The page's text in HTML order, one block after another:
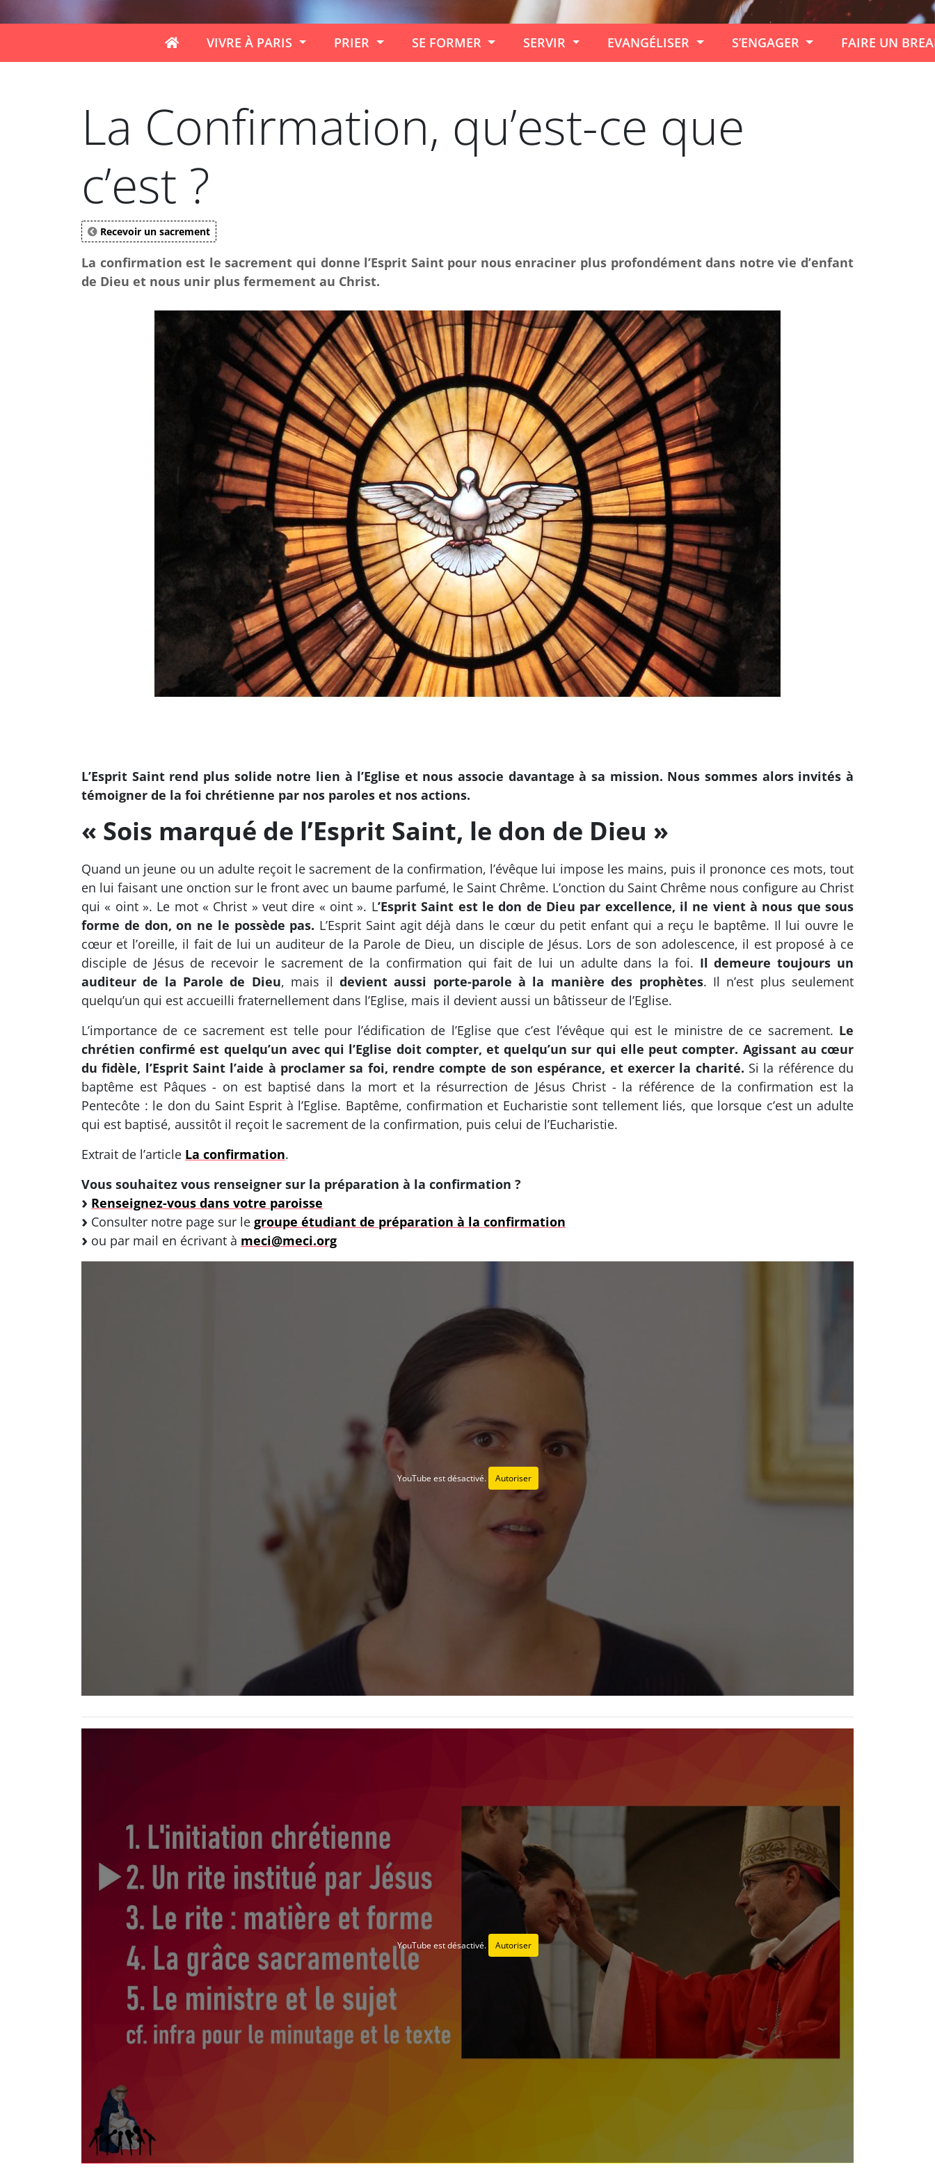
VIVRE À PARIS PRIER SE FORMER SERVIR EVANGÉLISER S’ENGAGER FAIRE UN
La Confirmation, qu’est-ce que
c’est ?
Recevoir un sacrement
La confirmation est le sacrement qui donne l’Esprit Saint pour nous enraciner plus profondément dans notre vie d’enfant
de Dieu et nous unir plus fermement au Christ.
L’Esprit Saint rend plus solide notre lien à l’Eglise et nous associe davantage à sa mission. Nous sommes alors invités à
témoigner de la foi chrétienne par nos paroles et nos actions.
« Sois marqué de l’Esprit Saint, le don de Dieu »
Quand un jeune ou un adulte reçoit le sacrement de la confirmation, l’évêque lui impose les mains, puis il prononce ces mots, tout
en lui faisant une onction sur le front avec un baume parfumé, le Saint Chrême. L’onction du Saint Chrême nous configure au Christ
qui « oint ». Le mot « Christ » veut dire « oint ». L’Esprit Saint est le don de Dieu par excellence, il ne vient à nous que sous
forme de don, on ne le possède pas. L’Esprit Saint agit déjà dans le cœur du petit enfant qui a reçu le baptême. Il lui ouvre le
cœur et l’oreille, il fait de lui un auditeur de la Parole de Dieu, un disciple de Jésus. Lors de son adolescence, il est proposé à ce
disciple de Jésus de recevoir le sacrement de la confirmation qui fait de lui un adulte dans la foi. Il demeure toujours un
auditeur de la Parole de Dieu, mais il devient aussi porte-parole à la manière des prophètes. Il n’est plus seulement
quelqu’un qui est accueilli fraternellement dans l’Eglise, mais il devient aussi un bâtisseur de l’Eglise.
L’importance de ce sacrement est telle pour l’édification de l’Eglise que c’est l’évêque qui est le ministre de ce sacrement. Le
chrétien confirmé est quelqu’un avec qui l’Eglise doit compter, et quelqu’un sur qui elle peut compter. Agissant au cœur
du fidèle, l’Esprit Saint l’aide à proclamer sa foi, rendre compte de son espérance, et exercer la charité. Si la référence du
baptême est Pâques - on est baptisé dans la mort et la résurrection de Jésus Christ - la référence de la confirmation est la
Pentecôte : le don du Saint Esprit à l’Eglise. Baptême, confirmation et Eucharistie sont tellement liés, que lorsque c’est un adulte
qui est baptisé, aussitôt il reçoit le sacrement de la confirmation, puis celui de l’Eucharistie.
Extrait de l’article La confirmation.
Vous souhaitez vous renseigner sur la préparation à la confirmation ?
Renseignez-vous dans votre paroisse
Consulter notre page sur le groupe étudiant de préparation à la confirmation
ou par mail en écrivant à meci@meci.org
YouTube est désactivé. Autoriser
YouTube est désactivé. Autoriser